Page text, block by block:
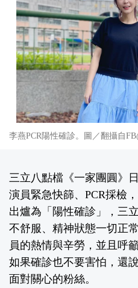
李燕PCR陽性確診。圖／翻攝自
三立八點檔《一家團圓》
演員緊急快篩、PCR採檢
出爐為「陽性確診」，三
不舒服、精神狀態一切正
員的熱情與辛勞，並且呼
如果確診也不要害怕，還
面對關心的粉絲。